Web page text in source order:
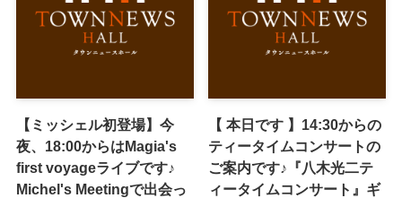
【ミッシェル初登場】今
夜、18:00からはMagia's
first voyageライブです♪
Michel's Meetingで出会っ
【 本日です 】14:30からの
ティータイムコンサートの
ご案内です♪『八木光二テ
ィータイムコンサート』ギ